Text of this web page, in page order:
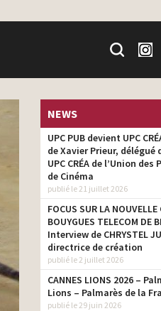
NEWS
UPC PUB devient UPC
de Xavier Prieur, délégué
UPC CRÉA de l’Union
de Cinéma
publié le 21 juillet 2026
FOCUS SUR LA NOUVELLE
BOUYGUES TELECOM DE
Interview de CHRYSTEL
directrice de création
publié le 2 juillet 2026
CANNES LIONS 2026 –
Lions – Palmarès de la
publié le 29 juin 2026